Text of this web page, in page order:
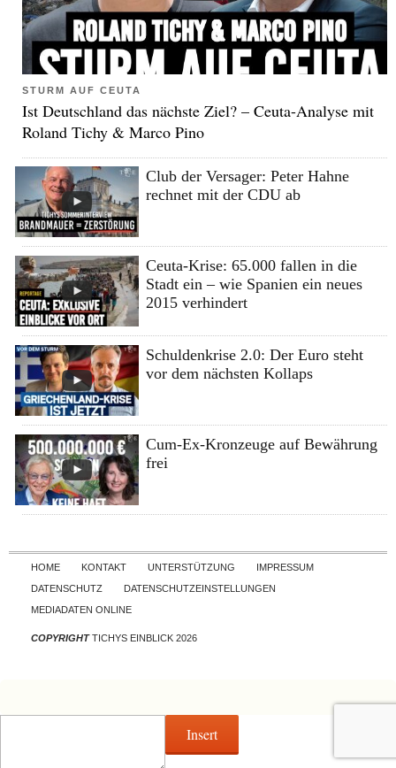
STURM AUF CEUTA
Ist Deutschland das nächste Ziel? – Ceuta-Analyse mit
Roland Tichy & Marco Pino
Club der Versager: Peter Hahne
rechnet mit der CDU ab
Ceuta-Krise: 65.000 fallen in die
Stadt ein – wie Spanien ein neues
2015 verhindert
Schuldenkrise 2.0: Der Euro steht
vor dem nächsten Kollaps
Cum-Ex-Kronzeuge auf Bewährung
frei
Skip to content
HOME KONTAKT UNTERSTÜTZUNG
IMPRESSUM
DATENSCHUTZ
DATENSCHUTZEINSTELLUNGEN
MEDIADATEN ONLINE
COPYRIGHTTICHYS EINBLICK 2026
Insert